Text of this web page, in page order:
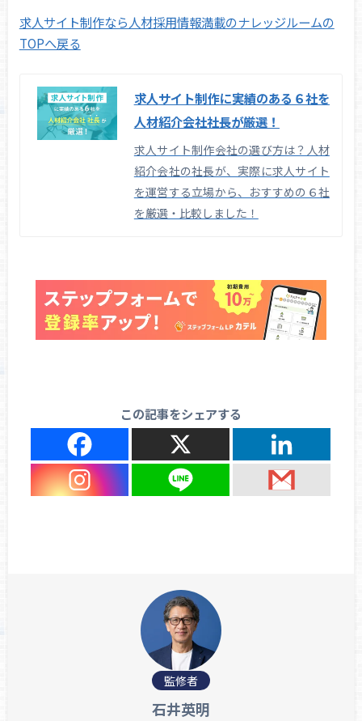
求人サイト制作なら人材採用情報満載のナレッジルームの
TOPへ戻る
求人サイト制作に実績のある６社を
人材紹介会社社長が厳選！
求人サイト制作会社の選び方は？人材
紹介会社の社長が、実際に求人サイト
を運営する立場から、おすすめの６社
を厳選・比較しました！
この記事をシェアする
監修者
石井英明